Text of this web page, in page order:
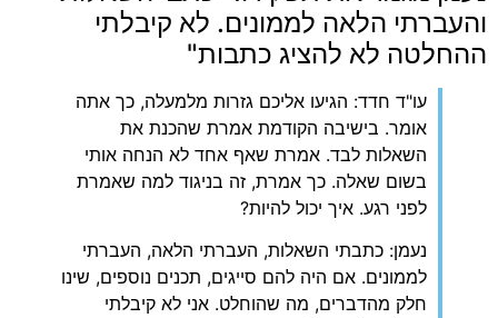
והעברתי הלאה לממונים. לא קיבלתי
ההחלטה לא להציג כתבות"
עו"ד חדד: הגיעו אליכם גזרות מלמעלה, כך אתה
אומר. בישיבה הקודמת אמרת שהכנת את
השאלות לבד. אמרת שאף אחד לא הנחה אותי
בשום שאלה. כך אמרת, זה בניגוד למה שאמרת
לפני רגע. איך יכול להיות?
נעמן: כתבתי השאלות, העברתי הלאה, העברתי
לממונים. אם היה להם סייגים, תכנים נוספים, שינו
חלק מהדברים, מה שהוחלט. אני לא קיבלתי